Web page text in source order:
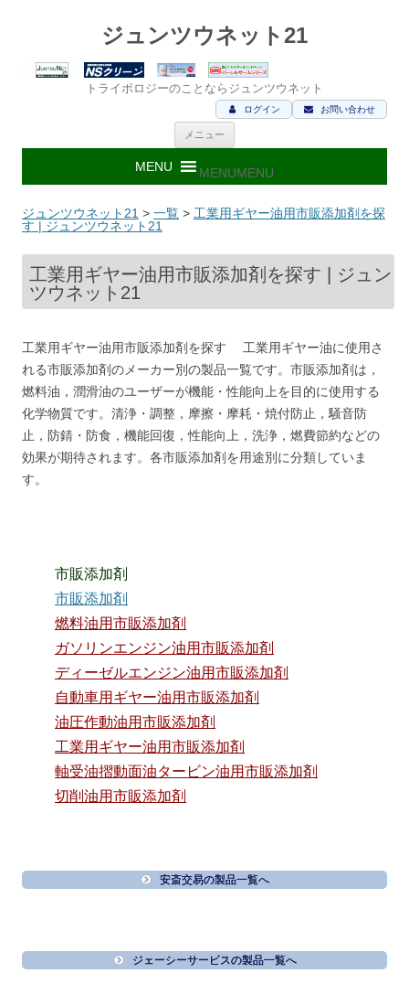
ジュンツウネット21
トライボロジーのことならジュンツウネット
お問い合わせ
ログイン
メニュー
ン
ツ
ス
キ
MENUMENU
ジュンツウネット21 > 一覧 > 工業用ギヤー油用市販添加剤を探
す | ジュンツウネット21
工業用ギヤー油用市販添加剤を探す | ジュン
ツウネット21
工業用ギヤー油用市販添加剤を探す 工業用ギヤー油に使用さ
れる市販添加剤のメーカー別の製品一覧です。市販添加剤は，
燃料油，潤滑油のユーザーが機能・性能向上を目的に使用する
化学物質です。清浄・調整，摩擦・摩耗・焼付防止，騒音防
止，防錆・防食，機能回復，性能向上，洗浄，燃費節約などの
効果が期待されます。各市販添加剤を用途別に分類していま
す。
市販添加剤
市販添加剤
燃料油用市販添加剤
ガソリンエンジン油用市販添加剤
ディーゼルエンジン油用市販添加剤
自動車用ギヤー油用市販添加剤
油圧作動油用市販添加剤
工業用ギヤー油用市販添加剤
軸受油摺動面油タービン油用市販添加剤
切削油用市販添加剤
安斎交易の製品一覧へ
ジェーシーサービスの製品一覧へ